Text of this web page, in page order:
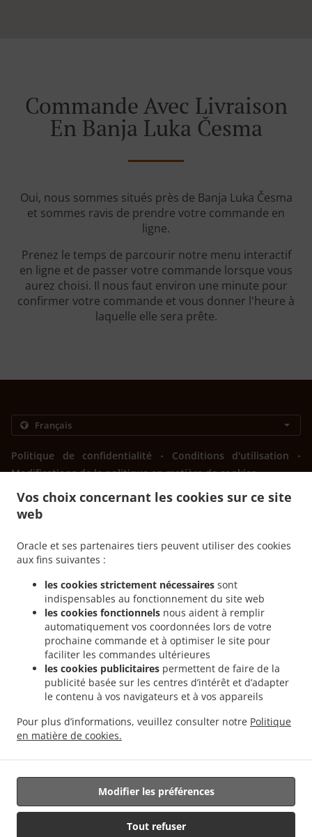
Vos choix concernant les cookies sur ce site
web
Oracle et ses partenaires tiers peuvent utiliser des cookies
aux fins suivantes :
les cookies strictement nécessaires sont
indispensables au fonctionnement du site web
les cookies fonctionnels nous aident à remplir
automatiquement vos coordonnées lors de votre
prochaine commande et à optimiser le site pour
faciliter les commandes ultérieures
les cookies publicitaires permettent de faire de la
publicité basée sur les centres d’intérêt et d’adapter
le contenu à vos navigateurs et à vos appareils
Pour plus d’informations, veuillez consulter notre Politique
en matière de cookies.
Tout refuser
Modifier les préférences
Commande Avec Livraison
En Banja Luka Česma
Oui, nous sommes situés près de Banja Luka Česma
et sommes ravis de prendre votre commande en
ligne.
Prenez le temps de parcourir notre menu interactif
en ligne et de passer votre commande lorsque vous
aurez choisi. Il nous faut environ une minute pour
confirmer votre commande et vous donner l'heure à
laquelle elle sera prête.
Politique de confidentialité . Conditions d'utilisation .
Modifications de la politique en matière de cookies
Contactez-nous
Bulevar vojvode Stepe Stepanovića 88, Banja Luka 78000,
+387 51 439-666
Liens
Menu
Contactez-nous
Livraison de plats cuisinés Sendviči Banja Luka Obilićevo .
Sendviči Banja Luka Česma . Livraison de plats cuisinés Sendviči Banja Luka Mađir
Livraison de plats cuisinés Sendviči Banja Luka
Livraison de plats cuisinés Sendviči
cuisinés Sendviči Drakulić . Livraison de plats cuisinés Sendviči Šargovac . Livraison
de plats cuisinés Mesni specijaliteti
nourriture à emporter
Géré par:
FoodBooking | support@startfoodbooking.com |